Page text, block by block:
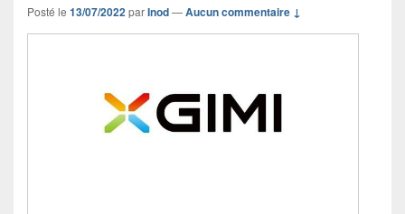
Posté le 13/07/2022parInod—Aucun commentaire ↓